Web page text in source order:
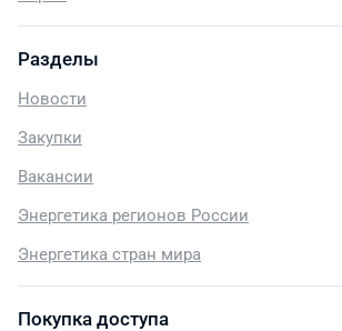
Разделы
Новости
Закупки
Вакансии
Энергетика регионов России
Энергетика стран мира
Покупка доступа